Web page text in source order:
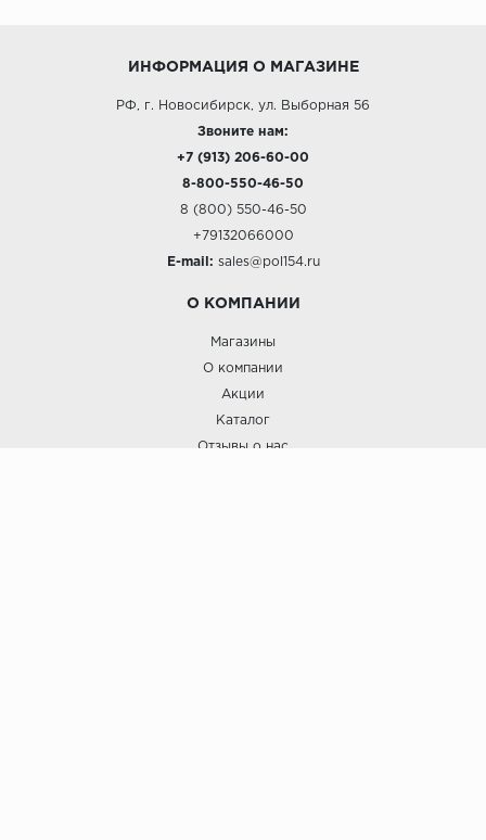
ИНФОРМАЦИЯ О МАГАЗИНЕ
РФ, г. Новосибирск, ул. Выборная 56
Звоните нам:
+7 (913) 206-60-00
8-800-550-46-50
8 (800) 550-46-50
+79132066000
E-mail: sales@pol154.ru
О КОМПАНИИ
Магазины
О компании
Акции
Каталог
Отзывы о нас